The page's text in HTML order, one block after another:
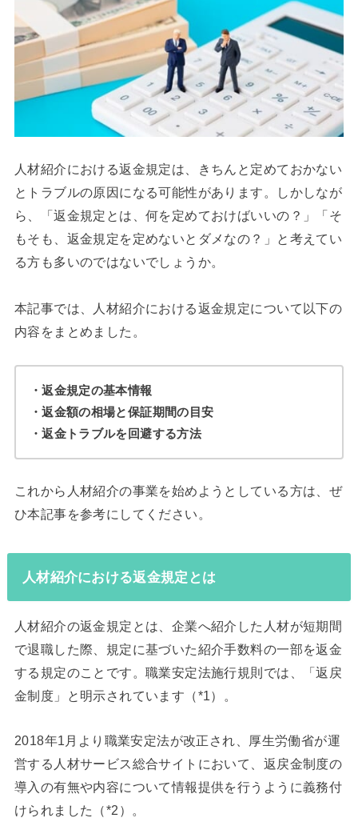
人材紹介における返金規定は、きちんと定めておかない
とトラブルの原因になる可能性があります。しかしなが
ら、「返金規定とは、何を定めておけばいいの？」「そ
もそも、返金規定を定めないとダメなの？」と考えてい
る方も多いのではないでしょうか。
本記事では、人材紹介における返金規定について以下の
内容をまとめました。
・返金規定の基本情報
・返金額の相場と保証期間の目安
・返金トラブルを回避する方法
これから人材紹介の事業を始めようとしている方は、ぜ
ひ本記事を参考にしてください。
人材紹介における返金規定とは
人材紹介の返金規定とは、企業へ紹介した人材が短期間
で退職した際、規定に基づいた紹介手数料の一部を返金
する規定のことです。職業安定法施行規則では、「返戻
金制度」と明示されています（*1）。
2018年1月より職業安定法が改正され、厚生労働省が運
営する人材サービス総合サイトにおいて、返戻金制度の
導入の有無や内容について情報提供を行うように義務付
けられました（*2）。